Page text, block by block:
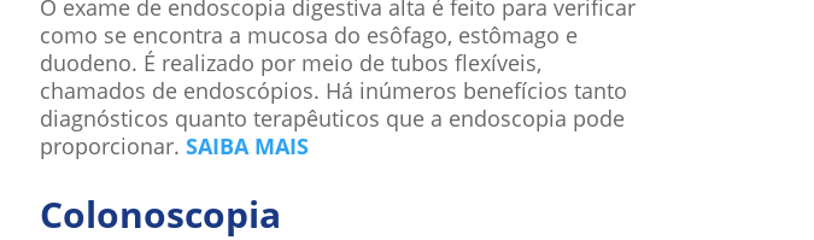
O exame de endoscopia digestiva alta é feito para verificar
como se encontra a mucosa do esôfago, estômago e
duodeno. É realizado por meio de tubos flexíveis,
chamados de endoscópios. Há inúmeros benefícios tanto
diagnósticos quanto terapêuticos que a endoscopia pode
proporcionar. SAIBA MAIS
Colonoscopia